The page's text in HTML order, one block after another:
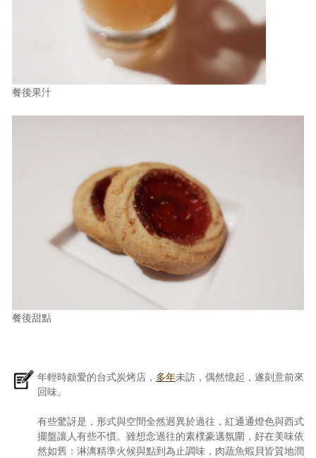
餐後果汁
餐後甜點
年輕時頗愛的台式炭烤店， 多年未訪，偶然憶起，遂刻意前來
回味。
有些驚訝是，形式與空間全然迥異於過往，紅通通燈色與西式
擺盤讓人有些不慣。雖想念過往的素樸豪邁氛圍，好在美味依
然如舊：淋漓精準火候與點到為止調味，肉蔬魚蝦貝皆質地潤